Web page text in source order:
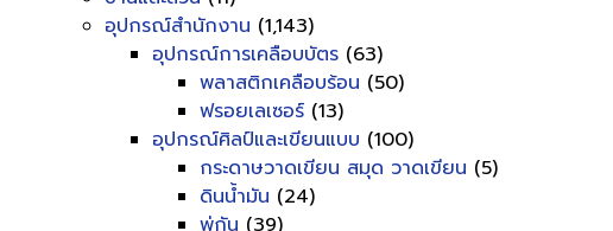
อุปกรณ์สำนักงาน (1,143)
อุปกรณ์การเคลือบบัตร (63)
พลาสติกเคลือบร้อน (50)
ฟรอยเลเซอร์ (13)
อุปกรณ์ศิลป์และเขียนแบบ (100)
กระดาษวาดเขียน สมุด วาดเขียน (5)
ดินน้ำมัน (24)
พู่กัน (39)